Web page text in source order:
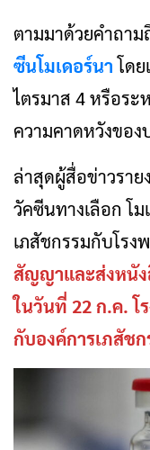
ตามมาด้วยคำถาม
ซีนโมเดอร์นาโด
ไตรมาส 4 หรือระ
ความคาดหวังของ
ล่าสุดผู้สื่อข่าวรา
วัคซีนทางเลือก โม
เภสัชกรรมกับโรง
สัญญาและส่งหนั
ในวันที่ 22 ก.ค. โ
กับองค์การเภสัชก